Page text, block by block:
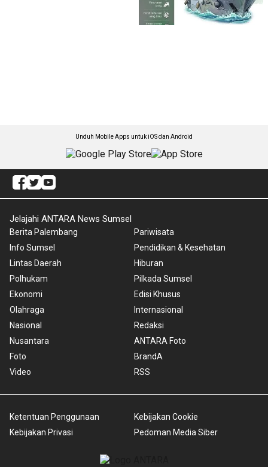
Unduh Mobile Apps untuk iOS dan Android
Jelajahi ANTARA News Sumsel
Berita Palembang
Info Sumsel
Lintas Daerah
Polhukam
Ekonomi
Olahraga
Nasional
Nusantara
Foto
Video
Pariwisata
Pendidikan & Kesehatan
Hiburan
Pilkada Sumsel
Edisi Khusus
Internasional
Redaksi
ANTARA Foto
BrandA
RSS
Ketentuan Penggunaan
Kebijakan Privasi
Kebijakan Cookie
Pedoman Media Siber